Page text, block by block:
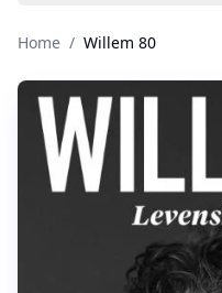
Home / Willem 80